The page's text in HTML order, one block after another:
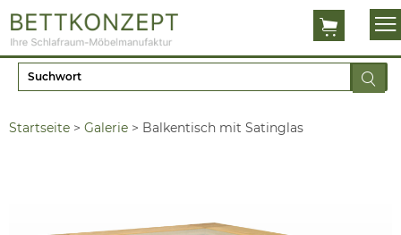
Startseite > Galerie > Balkentisch mit Satinglas